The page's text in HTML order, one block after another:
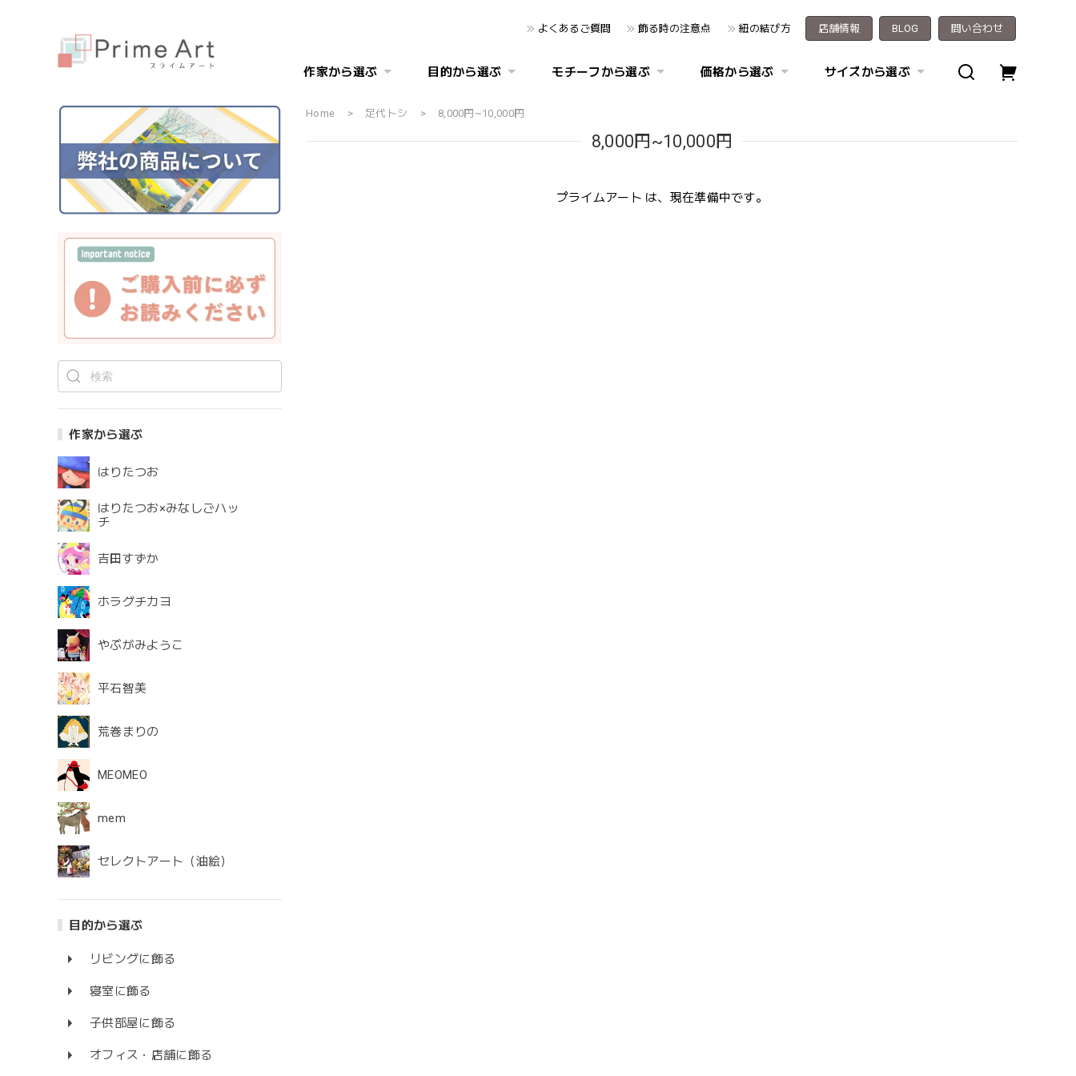
よくあるご質問 飾る時の注意点 紐の結び方 店舗情報 BLOG 問い合わせ
作家から選ぶ 目的から選ぶ モチーフから選ぶ 価格から選ぶ サイズから選ぶ
作家から選ぶ
はりたつお
はりたつお×みなしごハッ
チ
吉田すずか
ホラグチカヨ
やぶがみようこ
平石智美
荒巻まりの
MEOMEO
mem
セレクトアート（油絵）
目的から選ぶ
リビングに飾る
寝室に飾る
子供部屋に飾る
オフィス・店舗に飾る
Home 足代トシ 8,000円~10,000円
8,000円~10,000円
プライムアート は、現在準備中です。